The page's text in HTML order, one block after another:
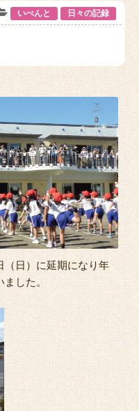
の１日
セス
問
いべんと 日々の記録
（日）に延期になり年
ました。